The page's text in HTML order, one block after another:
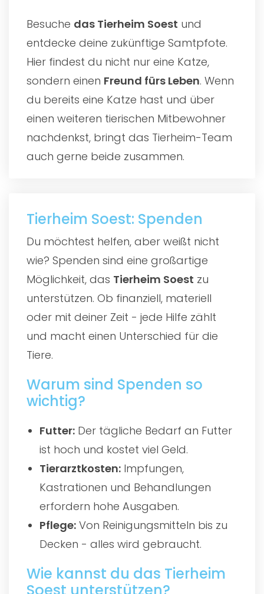
Besuche das Tierheim Soest und
entdecke deine zukünftige Samtpfote.
Hier findest du nicht nur eine Katze,
sondern einen Freund fürs Leben. Wenn
du bereits eine Katze hast und über
einen weiteren tierischen Mitbewohner
nachdenkst, bringt das Tierheim-Team
auch gerne beide zusammen.
Tierheim Soest: Spenden
Du möchtest helfen, aber weißt nicht
wie? Spenden sind eine großartige
Möglichkeit, das Tierheim Soest zu
unterstützen. Ob finanziell, materiell
oder mit deiner Zeit - jede Hilfe zählt
und macht einen Unterschied für die
Tiere.
Warum sind Spenden so
wichtig?
Futter: Der tägliche Bedarf an Futter
ist hoch und kostet viel Geld.
Tierarztkosten: Impfungen,
Kastrationen und Behandlungen
erfordern hohe Ausgaben.
Pflege: Von Reinigungsmitteln bis zu
Decken - alles wird gebraucht.
Wie kannst du das Tierheim
Soest unterstützen?